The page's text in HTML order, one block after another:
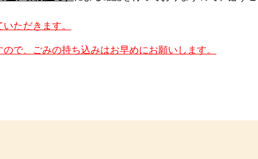
ただきます。
で、ごみの持ち込みはお早めにお願いします。